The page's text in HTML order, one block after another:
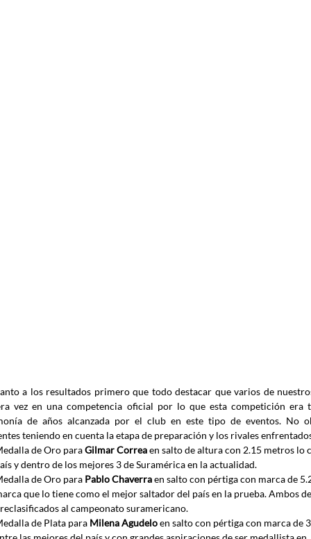
a los resultados primero que todo destacar que varios de
vez en una competencia oficial por lo que esta competición
de años alcanzada por el club en este tipo de eventos. No
teniendo en cuenta la etapa de preparación y los rivales
de Oro para Gilmar Correa en salto de altura con 2.15 metros
y dentro de los mejores 3 de Suramérica en la actualidad.
de Oro para Pablo Chaverra en salto con pértiga con marca de
que lo tiene como el mejor saltador del país en la prueba. Ambos
al campeonato suramericano.
de Plata para Milena Agudelo en salto con pértiga con marca de